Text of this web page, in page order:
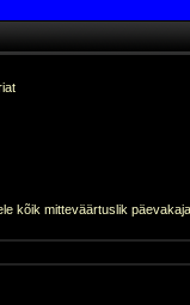
kõik mitteväärtuslik